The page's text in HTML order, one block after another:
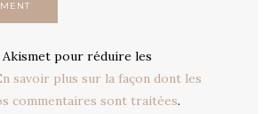
pour réduire les
savoir plus sur la façon dont les
commentaires sont traitées.